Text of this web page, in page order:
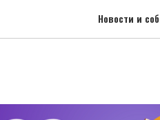
Новости и